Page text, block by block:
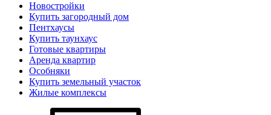
Новостройки
Купить загородный дом
Пентхаусы
Купить таунхаус
Готовые квартиры
Аренда квартир
Особняки
Купить земельный участок
Жилые комплексы